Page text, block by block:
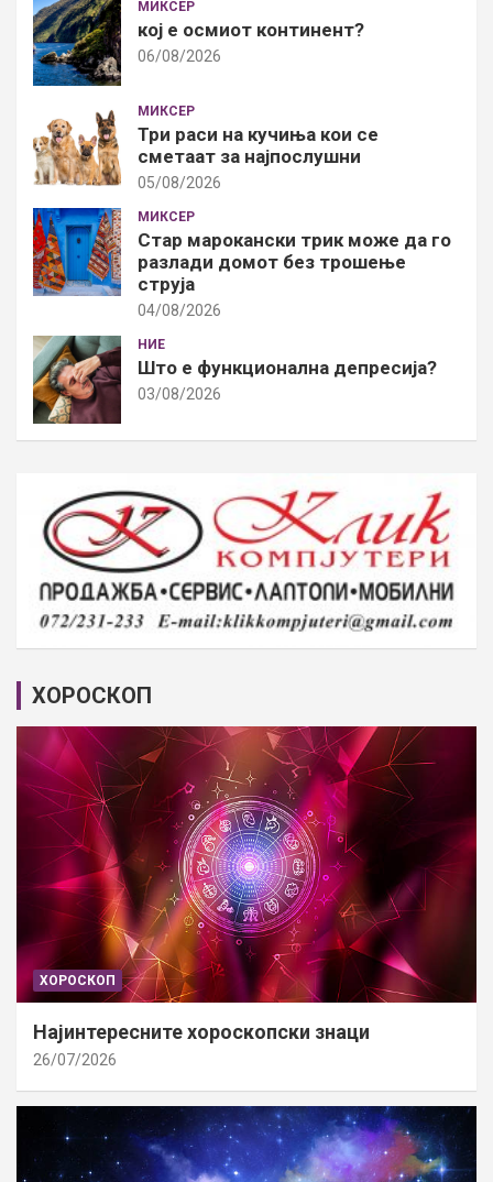
МИКСЕР
кој е осмиот континент?
06/08/2026
МИКСЕР
Три раси на кучиња кои се
сметаат за најпослушни
05/08/2026
МИКСЕР
Стар марокански трик може да го
разлади домот без трошење
струја
04/08/2026
НИЕ
Што е функционална депресија?
03/08/2026
ХОРОСКОП
ХОРОСКОП
Најинтересните хороскопски знаци
26/07/2026